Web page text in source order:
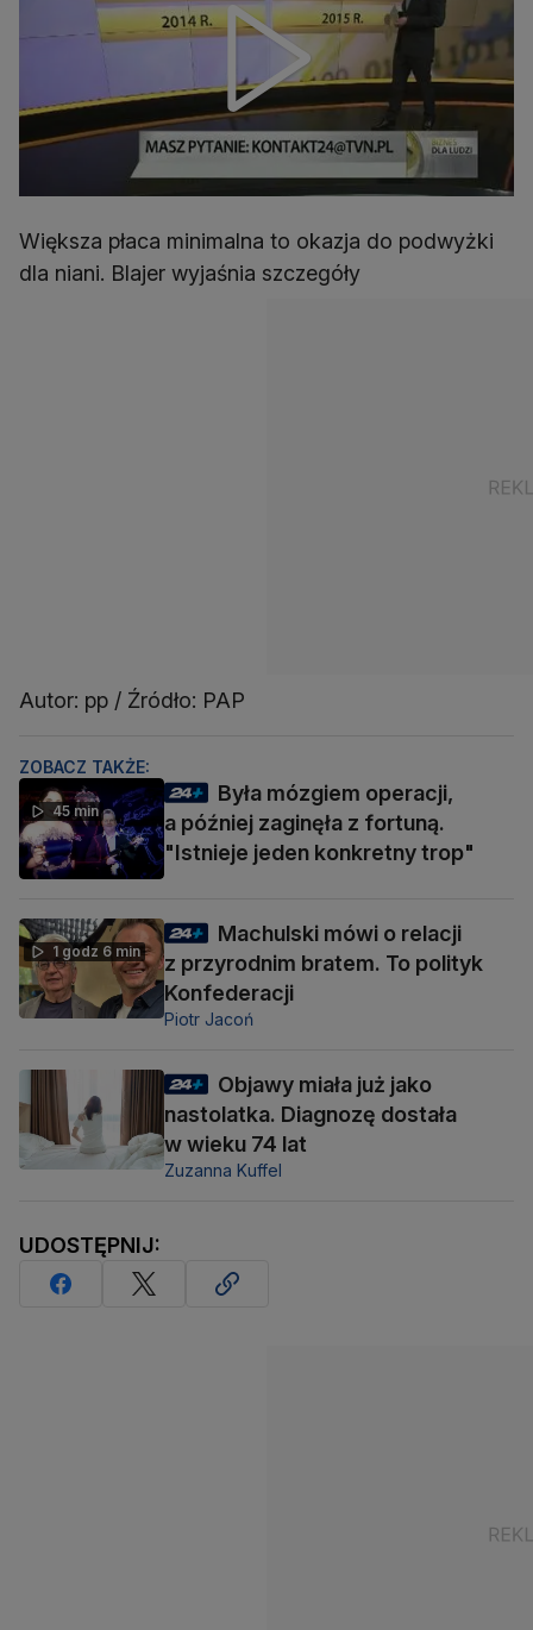
Większa płaca minimalna to okazja do podwyżki
dla niani. Blajer wyjaśnia szczegóły
Autor: pp / Źródło: PAP
ZOBACZ TAKŻE:
45 min
Była mózgiem operacji,
a później zaginęła z fortuną.
"Istnieje jeden konkretny trop"
1 godz 6 min
Machulski mówi o relacji
z przyrodnim bratem. To polityk
Konfederacji
Piotr Jacoń
Objawy miała już jako
nastolatka. Diagnozę dostała
w wieku 74 lat
Zuzanna Kuffel
UDOSTĘPNIJ: